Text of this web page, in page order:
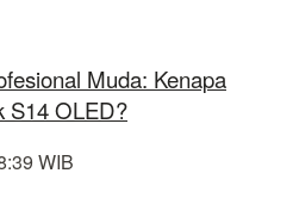
Muda: Kenapa
S14 OLED?
WIB